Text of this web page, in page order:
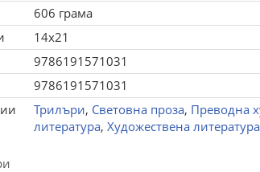
606 грама
14x21
9786191571031
9786191571031
Трилъри, Световна проза, Преводна
литература, Художествена литература